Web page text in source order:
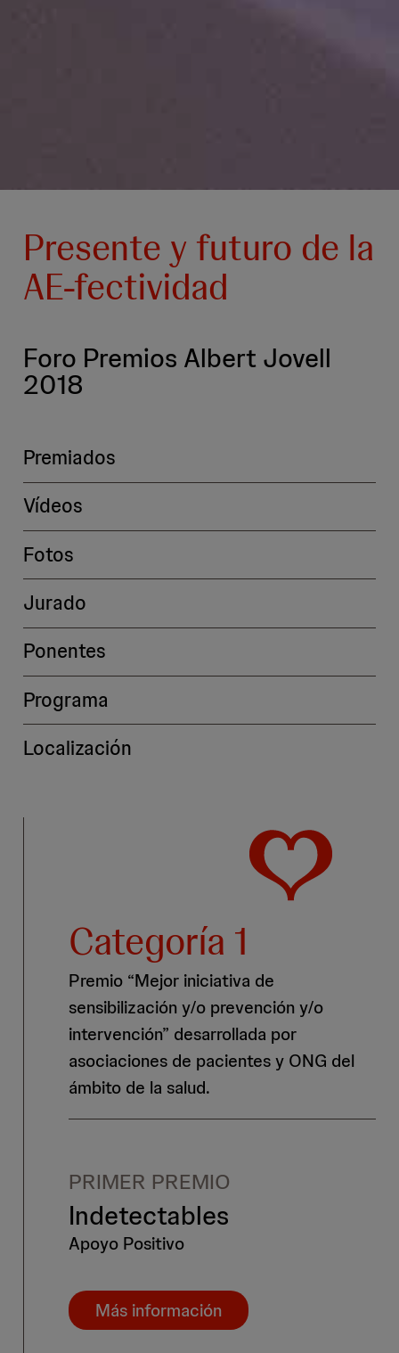
Presente y futuro de la
AE-fectividad
Foro Premios Albert Jovell
2018
Premiados
Vídeos
Fotos
Jurado
Ponentes
Programa
Localización
Categoría 1
Premio “Mejor iniciativa de
sensibilización y/o prevención y/o
intervención” desarrollada por
asociaciones de pacientes y ONG del
ámbito de la salud.
PRIMER PREMIO
Indetectables
Apoyo Positivo
Más información